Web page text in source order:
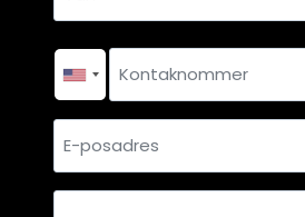
Kontaknommer
posadres